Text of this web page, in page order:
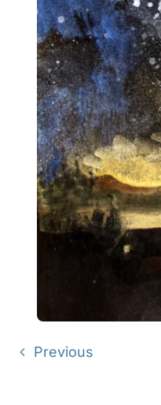
Previous